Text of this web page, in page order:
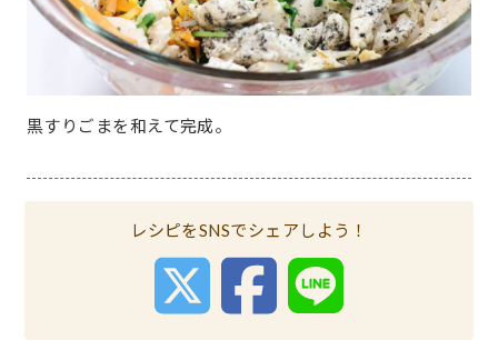
黒すりごまを和えて完成。
レシピをSNSでシェアしよう！